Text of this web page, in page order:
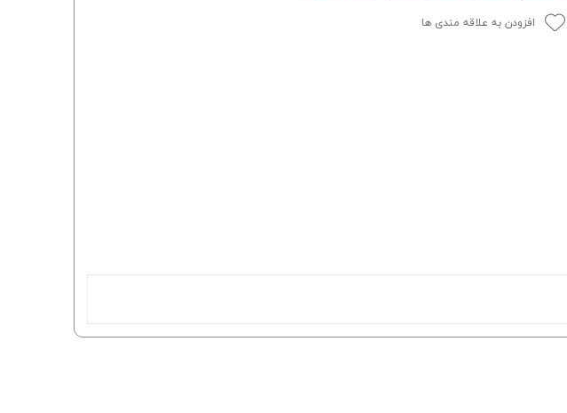
افزودن به علاقه مندی ها